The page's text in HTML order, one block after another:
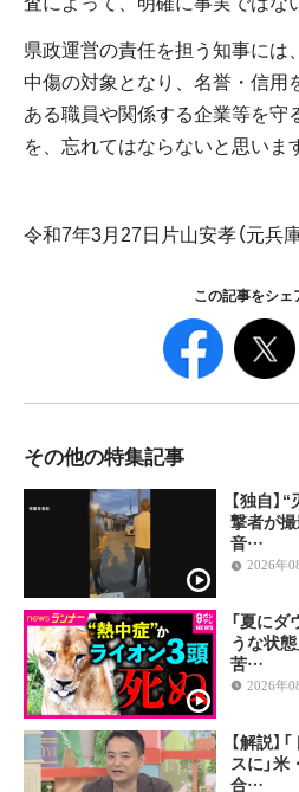
県政運営の責任を担う知事には
中傷の対象となり、名誉・信用
ある職員や関係する企業等を守
を、忘れてはならないと思いま
令和7年3月27日片山安孝（元兵
この記事をシェ
その他の特集記事
【独自
撃者が
音…
2026年
「夏に
うな状
苦…
2026年
【解説】
スに」
合…